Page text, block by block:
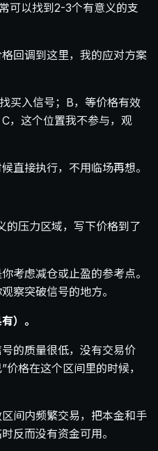
可以找到2-3个有意义的支
回调到这里，我的应对方案
买入信号；B，等价格有效
，这个位置我不参与，观
直接执行，不用临场再想。
的压力区域，写下价格到了
考虑减仓或止盈的参考点。
察突破信号的地方。
）。
的质量很低，没有交易价
格在这个区间里的时候，
间内频繁交易，把本金和手
反而没有资金可用。